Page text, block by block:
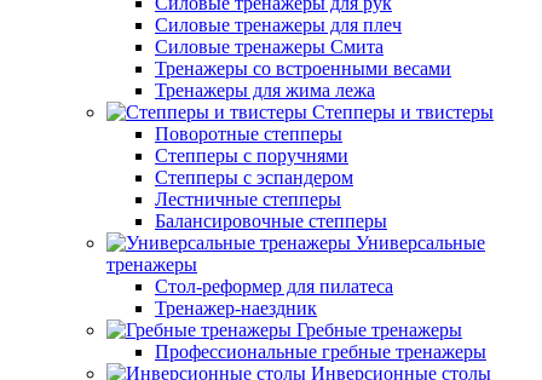
Силовые тренажеры для плеч
Силовые тренажеры Смита
Тренажеры со встроенными весами
Тренажеры для жима лежа
Степперы и твистеры
Поворотные степперы
Степперы с поручнями
Степперы с эспандером
Лестничные степперы
Балансировочные степперы
Универсальные
тренажеры
Стол-реформер для пилатеса
Тренажер-наездник
Гребные тренажеры
Профессиональные гребные тренажеры
Инверсионные столы